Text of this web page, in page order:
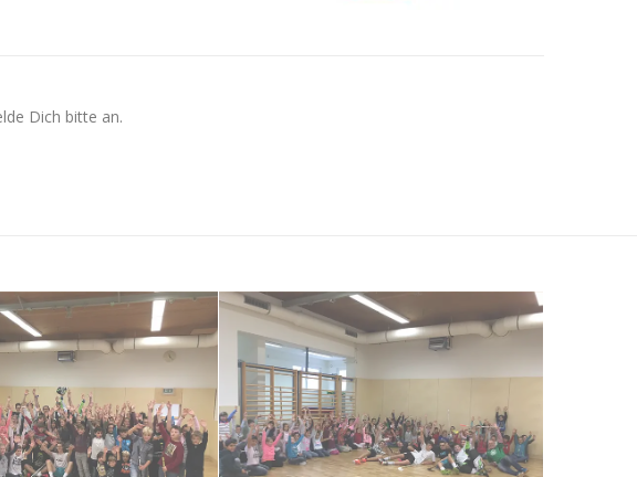
Dich bitte an.